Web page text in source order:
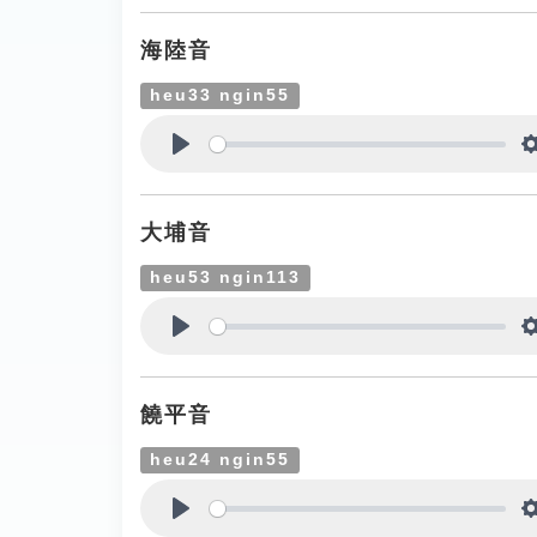
海陸音
heu33 ngin55
大埔音
heu53 ngin113
饒平音
heu24 ngin55